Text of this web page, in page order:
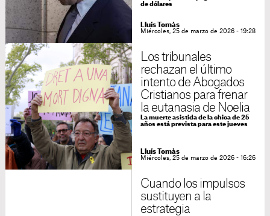
de dólares
Lluís Tomàs
Miércoles, 25 de marzo de 2026 - 19:28
Los tribunales
rechazan el último
intento de Abogados
Cristianos para frenar
la eutanasia de Noelia
La muerte asistida de la chica de 25
años está prevista para este jueves
Lluís Tomàs
Miércoles, 25 de marzo de 2026 - 16:26
Cuando los impulsos
sustituyen a la
estrategia